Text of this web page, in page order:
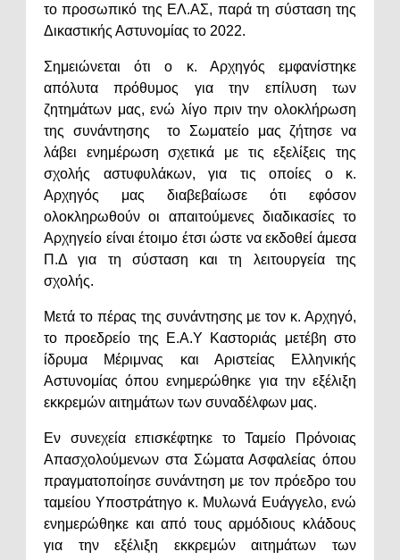
το προσωπικό της ΕΛ.ΑΣ, παρά τη σύσταση της
Δικαστικής Αστυνομίας το 2022.
Σημειώνεται ότι ο κ. Αρχηγός εμφανίστηκε
απόλυτα πρόθυμος για την επίλυση των
ζητημάτων μας, ενώ λίγο πριν την ολοκλήρωση
της συνάντησης το Σωματείο μας ζήτησε να
λάβει ενημέρωση σχετικά με τις εξελίξεις της
σχολής αστυφυλάκων, για τις οποίες ο κ.
Αρχηγός μας διαβεβαίωσε ότι εφόσον
ολοκληρωθούν οι απαιτούμενες διαδικασίες το
Αρχηγείο είναι έτοιμο έτσι ώστε να εκδοθεί άμεσα
Π.Δ για τη σύσταση και τη λειτουργεία της
σχολής.
Μετά το πέρας της συνάντησης με τον κ. Αρχηγό,
το προεδρείο της Ε.Α.Υ Καστοριάς μετέβη στο
ίδρυμα Μέριμνας και Αριστείας Ελληνικής
Αστυνομίας όπου ενημερώθηκε για την εξέλιξη
εκκρεμών αιτημάτων των συναδέλφων μας.
Εν συνεχεία επισκέφτηκε το Ταμείο Πρόνοιας
Απασχολούμενων στα Σώματα Ασφαλείας όπου
πραγματοποίησε συνάντηση με τον πρόεδρο του
ταμείου Υποστράτηγο κ. Μυλωνά Ευάγγελο, ενώ
ενημερώθηκε και από τους αρμόδιους κλάδους
για την εξέλιξη εκκρεμών αιτημάτων των